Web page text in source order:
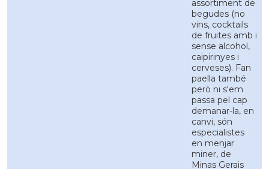
assortiment de
begudes (no
vins, cocktails
de fruites amb i
sense alcohol,
caipirinyes i
cerveses). Fan
paella també
però ni s'em
passa pel cap
demanar-la, en
canvi, són
especialistes
en menjar
miner, de
Minas Gerais